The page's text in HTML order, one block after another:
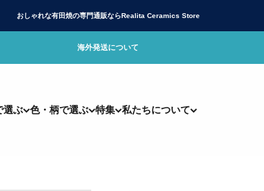
おしゃれな有田焼の専門通販ならRealita Ceramics Store
海外発送について
選ぶ 色・柄で選ぶ 特集 私たちについて